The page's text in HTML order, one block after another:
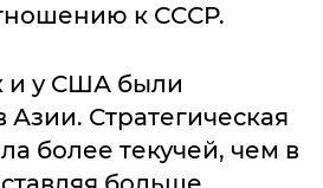
к СССР.
и у США были
Стратегическая
более текучей, чем в